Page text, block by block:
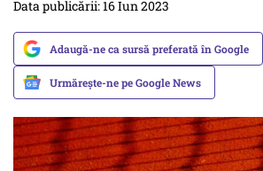
Data publicării: 16 Iun 2023
Adaugă-ne ca sursă preferată în Google
Urmărește-ne pe Google News